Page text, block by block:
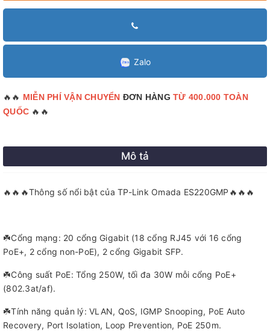
Zalo
🔥🔥 MIỄN PHÍ VẬN CHUYỂN ĐƠN HÀNG TỪ 400.000 TOÀN
QUỐC 🔥🔥
Mô tả
🔥🔥🔥Thông số nổi bật của TP-Link Omada ES220GMP🔥🔥🔥
☘️Cổng mạng: 20 cổng Gigabit (18 cổng RJ45 với 16 cổng
PoE+, 2 cổng non-PoE), 2 cổng Gigabit SFP.
☘️Công suất PoE: Tổng 250W, tối đa 30W mỗi cổng PoE+
(802.3at/af).
☘️Tính năng quản lý: VLAN, QoS, IGMP Snooping, PoE Auto
Recovery, Port Isolation, Loop Prevention, PoE 250m.